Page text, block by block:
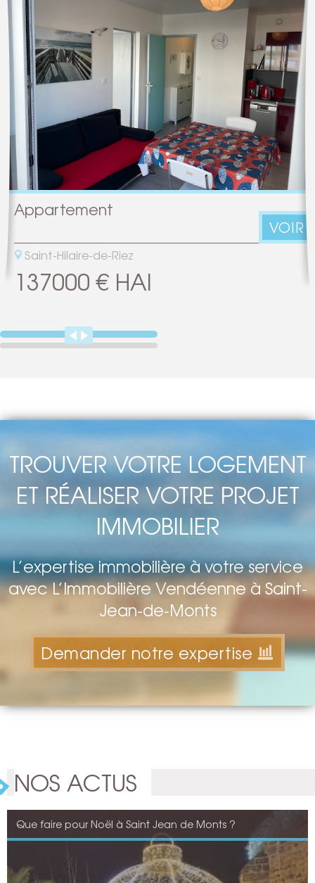
VOIR
Appartement
Saint-Hilaire-de-Riez
137000 € HAI
TROUVER VOTRE LOGEMENT
ET RÉALISER VOTRE PROJET
IMMOBILIER
L’expertise immobilière à votre service
avec L’Immobilière Vendéenne à Saint-
Jean-de-Monts
Demander notre expertise
NOS ACTUS
Que faire pour Noël à Saint Jean de Monts ?